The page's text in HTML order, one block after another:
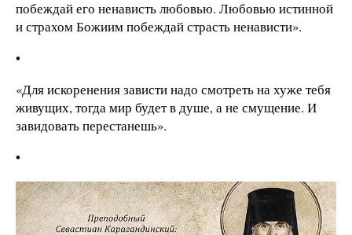
побеждай его ненависть любовью. Любовью истинной
и страхом Божиим побеждай страсть ненависти».
•
«Для искоренения зависти надо смотреть на хуже тебя
живущих, тогда мир будет в душе, а не смущение. И
завидовать перестанешь».
•